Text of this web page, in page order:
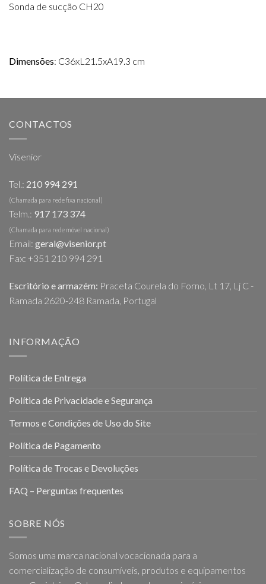
Sonda de sucção CH20
Dimensões: C36xL21.5xA19.3 cm
CONTACTOS
Visenior
Tel.: 210 994 291
(Chamada para rede fixa nacional)
Telm.: 917 173 374
(Chamada para rede móvel nacional)
Email: geral@visenior.pt
Fax: +351 210 994 291
Escritório e armazém: Praceta Courela do Forno, Lt 17, Lj C -
Ramada 2620-248 Ramada, Portugal
INFORMAÇÃO
Política de Entrega
Política de Privacidade e Segurança
Termos e Condições de Uso do Site
Política de Pagamento
Política de Trocas e Devoluções
FAQ – Perguntas frequentes
SOBRE NÓS
Somos uma marca nacional vocacionada para a
comercialização de consumíveis, produtos e equipamentos